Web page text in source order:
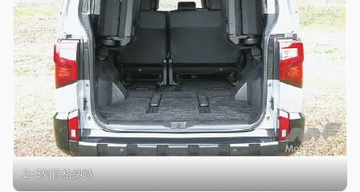
2+3列目格納時